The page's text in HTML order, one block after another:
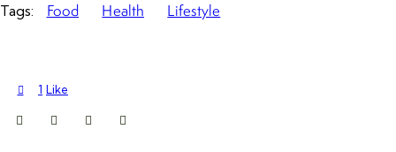
Tags: Food Health Lifestyle
1 Like